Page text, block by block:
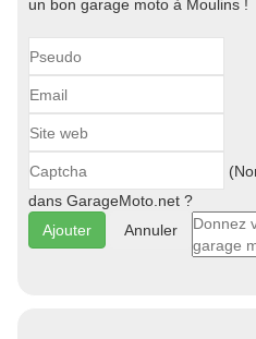
un bon garage moto à Moulins !
dans GarageMoto.net ?
Annuler